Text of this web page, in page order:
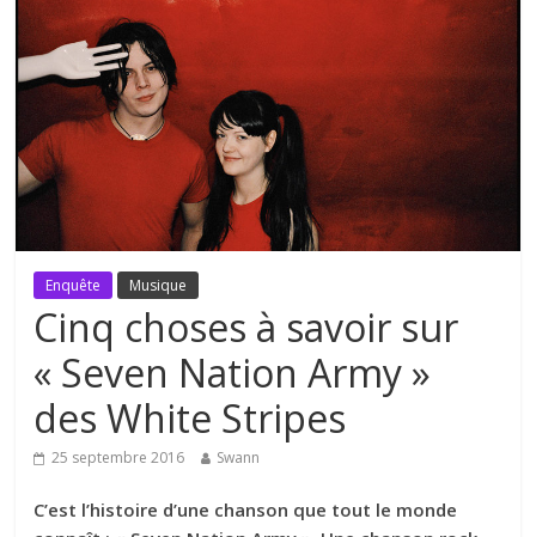
Enquête Musique
Cinq choses à savoir sur
« Seven Nation Army »
des White Stripes
25 septembre 2016 Swann
C’est l’histoire d’une chanson que tout le monde